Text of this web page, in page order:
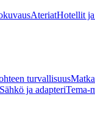
AteriatHotellit
turvallisuus
Sähkö ja adapteriTema-